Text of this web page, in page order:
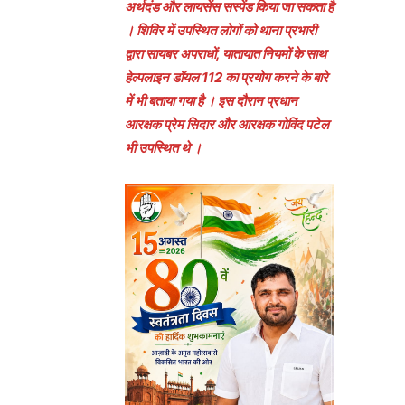
अर्थदंड और लायसेंस सस्पेंड किया जा सकता है
। शिविर में उपस्थित लोगों को थाना प्रभारी
द्वारा सायबर अपराधों, यातायात नियमों के साथ
हेल्पलाइन डॉयल 112 का प्रयोग करने के बारे
में भी बताया गया है । इस दौरान प्रधान
आरक्षक प्रेम सिदार और आरक्षक गोविंद पटेल
भी उपस्थित थे ।